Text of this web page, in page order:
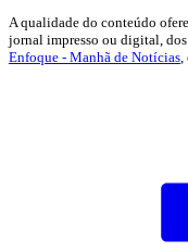
A qualidade do conteúdo
jornal impresso ou digital,
Enfoque - Manhã de Notícias